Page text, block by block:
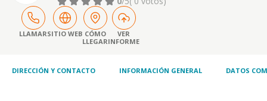
empresarial asesoria fiscal
LLAMARSITIO WEB CÓMO
LLEGAR
VER
INFORME
DIRECCIÓN Y CONTACTO INFORMACIÓN GENERAL DATOS